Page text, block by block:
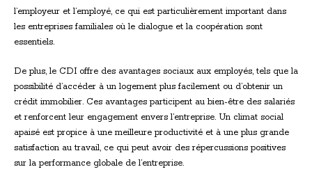
l’employeur et l’employé, ce qui est particulièrement important dans
les entreprises familiales où le dialogue et la coopération sont
essentiels.
De plus, le CDI offre des avantages sociaux aux employés, tels que la
possibilité d’accéder à un logement plus facilement ou d’obtenir un
crédit immobilier. Ces avantages participent au bien-être des salariés
et renforcent leur engagement envers l’entreprise. Un climat social
apaisé est propice à une meilleure productivité et à une plus grande
satisfaction au travail, ce qui peut avoir des répercussions positives
sur la performance globale de l’entreprise.